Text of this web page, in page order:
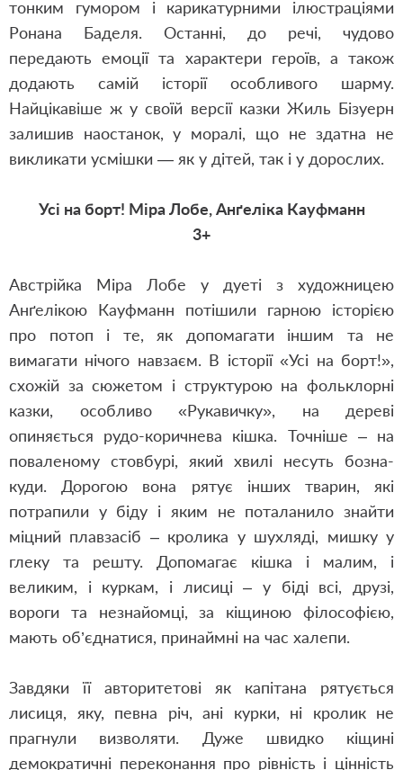
тонким гумором і карикатурними ілюстраціями
Ронана Баделя. Останні, до речі, чудово
передають емоції та характери героїв, а також
додають самій історії особливого шарму.
Найцікавіше ж у своїй версії казки Жиль Бізуерн
залишив наостанок, у моралі, що не здатна не
викликати усмішки — як у дітей, так і у дорослих.
Усі на борт! Міра Лобе, Анґеліка Кауфманн
3+
Австрійка Міра Лобе у дуеті з художницею
Анґелікою Кауфманн потішили гарною історією
про потоп і те, як допомагати іншим та не
вимагати нічого навзаєм. В історії «Усі на борт!»,
схожій за сюжетом і структурою на фольклорні
казки, особливо «Рукавичку», на дереві
опиняється рудо-коричнева кішка. Точніше – на
поваленому стовбурі, який хвилі несуть бозна-
куди. Дорогою вона рятує інших тварин, які
потрапили у біду і яким не поталанило знайти
міцний плавзасіб – кролика у шухляді, мишку у
глеку та решту. Допомагає кішка і малим, і
великим, і куркам, і лисиці – у біді всі, друзі,
вороги та незнайомці, за кіщиною філософією,
мають об’єднатися, принаймні на час халепи.
Завдяки її авторитетові як капітана рятується
лисиця, яку, певна річ, ані курки, ні кролик не
прагнули визволяти. Дуже швидко кіщині
демократичні переконання про рівність і цінність